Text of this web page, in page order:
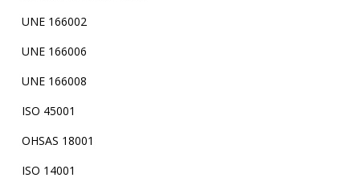
UNE 166002
UNE 166006
UNE 166008
ISO 45001
OHSAS 18001
ISO 14001